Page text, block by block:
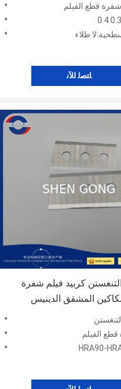
قطع الفيلم
طلاء
ﺎﺘﺼﻟ ﺍﻶﻧ
HRA90 التنغستن كربيد فيلم شفرة
المشقق الدينيس
الفيلم